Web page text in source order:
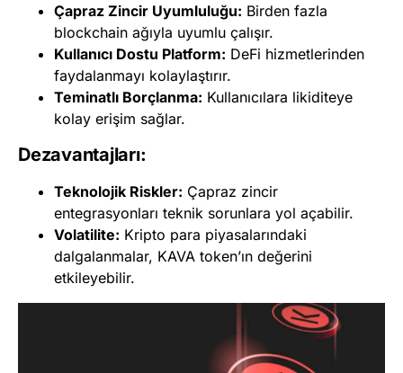
Çapraz Zincir Uyumluluğu: Birden fazla
blockchain ağıyla uyumlu çalışır.
Kullanıcı Dostu Platform: DeFi hizmetlerinden
faydalanmayı kolaylaştırır.
Teminatlı Borçlanma: Kullanıcılara likiditeye
kolay erişim sağlar.
Dezavantajları:
Teknolojik Riskler: Çapraz zincir
entegrasyonları teknik sorunlara yol açabilir.
Volatilite: Kripto para piyasalarındaki
dalgalanmalar, KAVA token’ın değerini
etkileyebilir.